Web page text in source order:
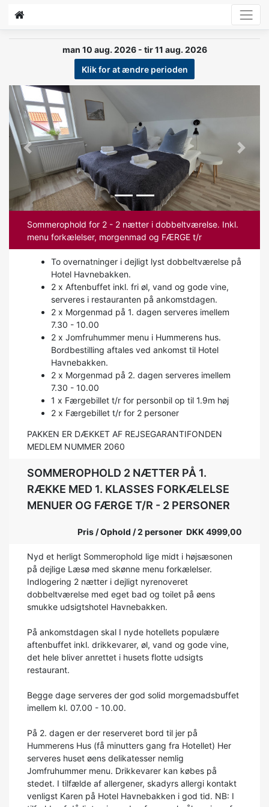
man 10 aug. 2026 - tir 11 aug. 2026
Klik for at ændre perioden
Previous Next
Sommerophold for 2 - 2 nætter i dobbeltværelse. Inkl.
menu forkælelser, morgenmad og FÆRGE t/r
To overnatninger i dejligt lyst dobbeltværelse på
Hotel Havnebakken.
2 x Aftenbuffet inkl. fri øl, vand og gode vine,
serveres i restauranten på ankomstdagen.
2 x Morgenmad på 1. dagen serveres imellem
7.30 - 10.00
2 x Jomfruhummer menu i Hummerens hus.
Bordbestilling aftales ved ankomst til Hotel
Havnebakken.
2 x Morgenmad på 2. dagen serveres imellem
7.30 - 10.00
1 x Færgebillet t/r for personbil op til 1.9m høj
2 x Færgebillet t/r for 2 personer
PAKKEN ER DÆKKET AF REJSEGARANTIFONDEN
MEDLEM NUMMER 2060
SOMMEROPHOLD 2 NÆTTER PÅ 1.
RÆKKE MED 1. KLASSES FORKÆLELSE
MENUER OG FÆRGE T/R - 2 PERSONER
Pris / Ophold / 2 personer DKK 4999,00
Nyd et herligt Sommerophold lige midt i højsæsonen
på dejlige Læsø med skønne menu forkælelser.
Indlogering 2 nætter i dejligt nyrenoveret
dobbeltværelse med eget bad og toilet på øens
smukke udsigtshotel Havnebakken.
På ankomstdagen skal I nyde hotellets populære
aftenbuffet inkl. drikkevarer, øl, vand og gode vine,
det hele bliver anrettet i husets flotte udsigts
restaurant.
Begge dage serveres der god solid morgemadsbuffet
imellem kl. 07.00 - 10.00.
På 2. dagen er der reserveret bord til jer på
Hummerens Hus (få minutters gang fra Hotellet) Her
serveres huset øens delikatesser nemlig
Jomfruhummer menu. Drikkevarer kan købes på
stedet. I tilfælde af allergener, skadyrs allergi kontakt
venligst Karen på Hotel Havnebakken i god tid. NB: I